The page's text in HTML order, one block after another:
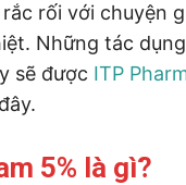
rối với chuyện
Những tác
sẽ được ITP
5% là gì?